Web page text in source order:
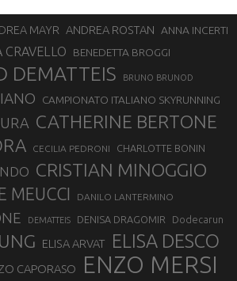
MAYR ANDREA ROSTAN ANNA INCERTI
CRAVELLO BENEDETTA BROGGI
DEMATTEIS BRUNO BRUNOD
CAMPIONATO ITALIANO SKYRUNNING
CATHERINE BERTONE
CECILIA PEDRONI CHARLOTTE BONIN
CRISTIAN MINOGGIO
MEUCCI DANILO LANTERMINO
DEMATTEIS DENISA DRAGOMIR Dodecarun
ELISA ARVAT ELISA DESCO
CAPORASO ENZO MERSI